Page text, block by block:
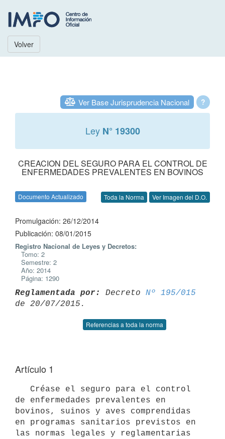
Volver
?
Ver Base Jurisprudencia Nacional
Ley N° 19300
CREACION DEL SEGURO PARA EL CONTROL DE
ENFERMEDADES PREVALENTES EN BOVINOS
Documento Actualizado Toda la Norma Ver Imagen del D.O.
Promulgación: 26/12/2014
Publicación: 08/01/2015
Registro Nacional de Leyes y Decretos:
Tomo: 2
Semestre: 2
Año: 2014
Página: 1290
Reglamentada por: Decreto Nº 195/015
Referencias a toda la norma
Artículo 1
de enfermedades prevalentes en
bovinos, suinos y aves comprendidas
en programas sanitarios previstos en
las normas legales y reglamentarias